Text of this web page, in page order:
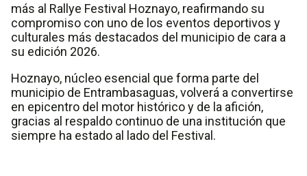
más al Rallye Festival Hoznayo, reafirmando su
compromiso con uno de los eventos deportivos y
culturales más destacados del municipio de cara a
su edición 2026.
Hoznayo, núcleo esencial que forma parte del
municipio de Entrambasaguas, volverá a convertirse
en epicentro del motor histórico y de la afición,
gracias al respaldo continuo de una institución que
siempre ha estado al lado del Festival.